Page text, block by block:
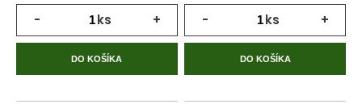
- ks +
DO KOŠÍKA
- ks +
DO KOŠÍKA